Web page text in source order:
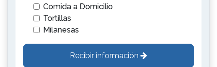
Comida a Domicilio
Tortillas
Milanesas
Recibir información